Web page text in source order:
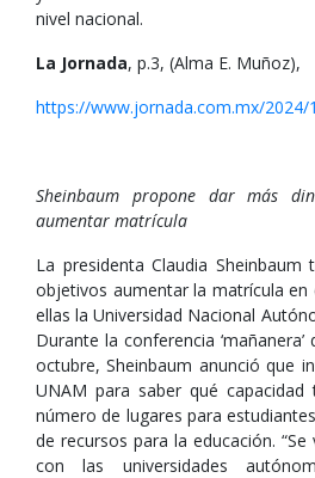
nivel nacional.
La Jornada, p.3, (Alma E. Muñoz),
https://www.jornada.com.mx/
Sheinbaum propone dar más
aumentar matrícula
La presidenta Claudia
objetivos aumentar la matrícula en
ellas la Universidad Nacional
Durante la conferencia
octubre, Sheinbaum anunció que
UNAM para saber qué
número de lugares para
de recursos para la educación.
con las universidades